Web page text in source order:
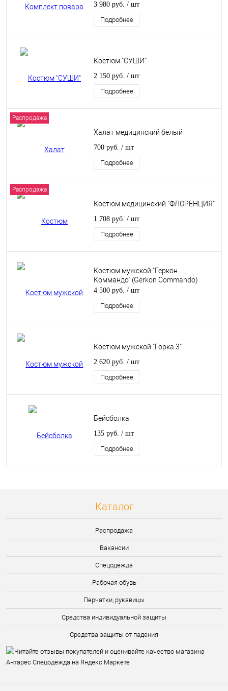
3 980 руб. / шт
Подробнее
Костюм "СУШИ"
2 150 руб. / шт
Подробнее
Распродажа
Халат медицинский белый
700 руб. / шт
Подробнее
Распродажа
Костюм медицинский "ФЛОРЕНЦИЯ"
1 708 руб. / шт
Подробнее
Костюм мужской "Геркон
Коммандо" (Gerkon Commando)
4 500 руб. / шт
Подробнее
Костюм мужской "Горка 3"
2 620 руб. / шт
Подробнее
Бейсболка
135 руб. / шт
Подробнее
Каталог
Распродажа
Вакансии
Спецодежда
Рабочая обувь
Перчатки, рукавицы
Средства индивидуальной защиты
Средства защиты от падения